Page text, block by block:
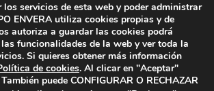
los servicios de esta web y poder administrar
ENVERA utiliza cookies propias y de
autoriza a guardar las cookies podrá
funcionalidades de la web y ver toda la
Si quieres obtener más información
de cookies. Al clicar en "Aceptar"
puede CONFIGURAR O RECHAZAR